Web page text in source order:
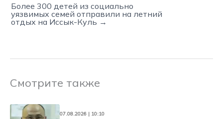
Более 300 детей из социально
уязвимых семей отправили на летний
отдых на Иссык-Куль →
Смотрите также
07.08.2026 | 10:10